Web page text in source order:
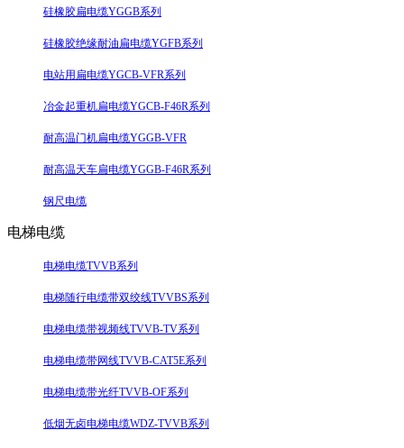
硅橡胶扁电缆YGGB系列
硅橡胶绝缘耐油扁电缆YGFB系列
电站用扁电缆YGCB-VFR系列
冶金起重机扁电缆YGCB-F46R系列
耐高温门机扁电缆YGGB-VFR
耐高温天车扁电缆YGGB-F46R系列
钢尺电缆
电梯电缆
电梯电缆TVVB系列
电梯随行电缆带双绞线TVVBS系列
电梯电缆带视频线TVVB-TV系列
电梯电缆带网线TVVB-CAT5E系列
电梯电缆带光纤TVVB-OF系列
低烟无卤电梯电缆WDZ-TVVB系列